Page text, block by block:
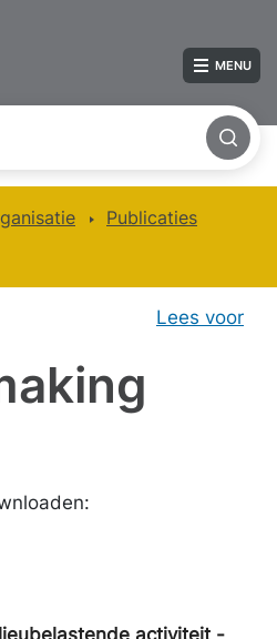
MENU
Publicaties
Lees voor
activiteit -